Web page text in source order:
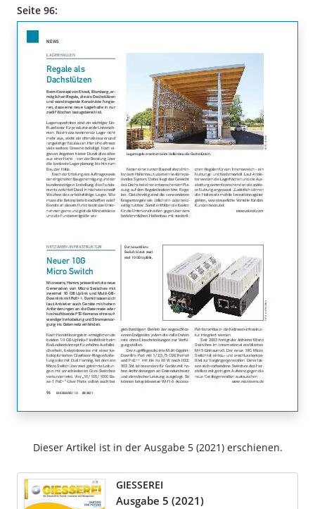
Seite 96:
Dieser Artikel ist in der Ausgabe 5 (2021) erschienen.
GIESSEREI
Ausgabe 5 (2021)